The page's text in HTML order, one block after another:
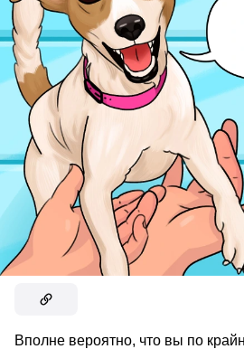
Вполне вероятно, что вы по